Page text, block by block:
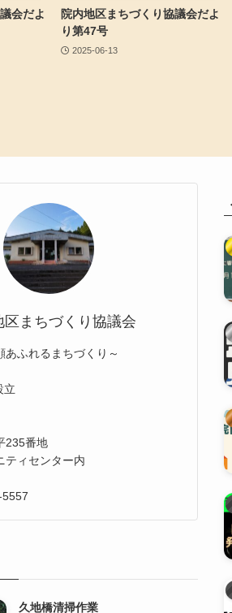
会だよ
院内地区まちづくり協議会だよ
り第47号
2025-06-13
区まちづくり協議会
あふれるまちづくり～
立
235番地
ティセンター内
久地橋清掃作業